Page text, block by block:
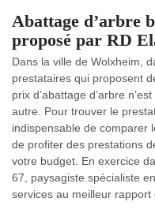
Abattage d’arbre
proposé par RD
Dans la ville de Wolxheim,
prestataires qui proposent
prix d’abattage d’arbre
autre. Pour trouver le
indispensable de comparer
de profiter des prestations
votre budget. En exercice
67, paysagiste spécialiste
services au meilleur rapport